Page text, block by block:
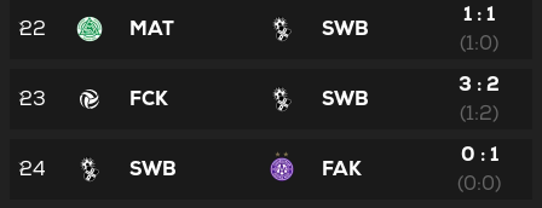
22 MAT SWB
1 : 1
(1:0)
23 FCK SWB
3 : 2
(1:2)
24 SWB FAK
0 : 1
(0:0)